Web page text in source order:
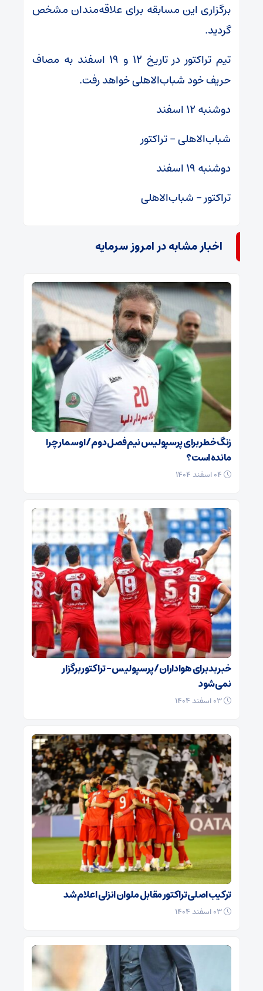
برگزاری این مسابقه برای علاقه‌مندان مشخص
گردید.
تیم تراکتور در تاریخ ۱۲ و ۱۹ اسفند به مصاف
حریف خود شباب‌الاهلی خواهد رفت.
دوشنبه ۱۲ اسفند
شباب‌الاهلی – تراکتور
دوشنبه ۱۹ اسفند
تراکتور – شباب‌الاهلی
اخبار مشابه در امروز سرمایه
زنگ خطر برای پرسپولیس نیم‌فصل دوم / اوسمار چرا
مانده است؟
خبر بد برای هواداران / پرسپولیس – تراکتور برگزار
نمی‌شود
ترکیب اصلی تراکتور مقابل ملوان انزلی اعلام شد